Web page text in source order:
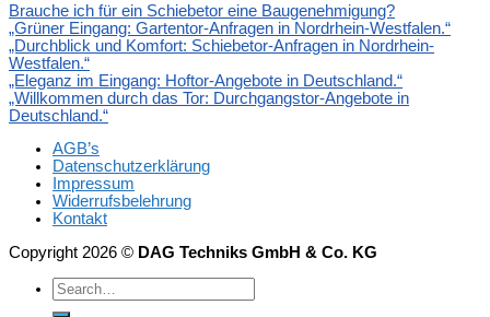
Brauche ich für ein Schiebetor eine Baugenehmigung?
„Grüner Eingang: Gartentor-Anfragen in Nordrhein-Westfalen.“
„Durchblick und Komfort: Schiebetor-Anfragen in Nordrhein-
Westfalen.“
„Eleganz im Eingang: Hoftor-Angebote in Deutschland.“
„Willkommen durch das Tor: Durchgangstor-Angebote in
Deutschland.“
AGB’s
Datenschutzerklärung
Impressum
Widerrufsbelehrung
Kontakt
Copyright 2026 © DAG Techniks GmbH & Co. KG